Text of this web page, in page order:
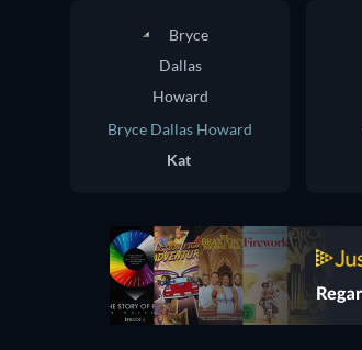
Bryce Dallas Howard
Kat